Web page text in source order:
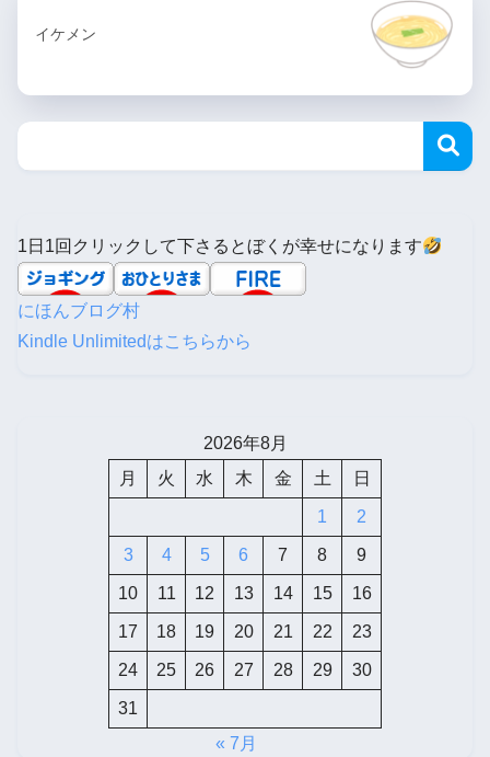
イケメン
1日1回クリックして下さるとぼくが幸せになります
にほんブログ村
Kindle Unlimitedはこちらから
2026年8月
月
火 水 木 金 土 日
1 2
3 4 5 6 7 8 9
10 11 12 13 14 15 16
17 18 19 20 21 22 23
24 25 26 27 28 29 30
31
« 7月